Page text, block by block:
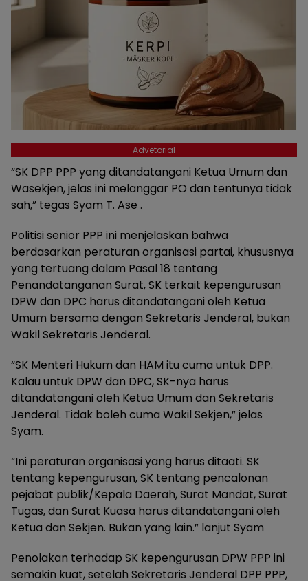
Advetorial
“SK DPP PPP yang ditandatangani Ketua Umum dan
Wasekjen, jelas ini melanggar PO dan tentunya tidak
sah,” tegas Syam T. Ase .
Politisi senior PPP ini menjelaskan bahwa
berdasarkan peraturan organisasi partai, khususnya
yang tertuang dalam Pasal 18 tentang
Penandatanganan Surat, SK terkait kepengurusan
DPW dan DPC harus ditandatangani oleh Ketua
Umum bersama dengan Sekretaris Jenderal, bukan
Wakil Sekretaris Jenderal.
“SK Menteri Hukum dan HAM itu cuma untuk DPP.
Kalau untuk DPW dan DPC, SK-nya harus
ditandatangani oleh Ketua Umum dan Sekretaris
Jenderal. Tidak boleh cuma Wakil Sekjen,” jelas
Syam.
“Ini peraturan organisasi yang harus ditaati. SK
tentang kepengurusan, SK tentang pencalonan
pejabat publik/Kepala Daerah, Surat Mandat, Surat
Tugas, dan Surat Kuasa harus ditandatangani oleh
Ketua dan Sekjen. Bukan yang lain.” lanjut Syam
Penolakan terhadap SK kepengurusan DPW PPP ini
semakin kuat, setelah Sekretaris Jenderal DPP PPP,